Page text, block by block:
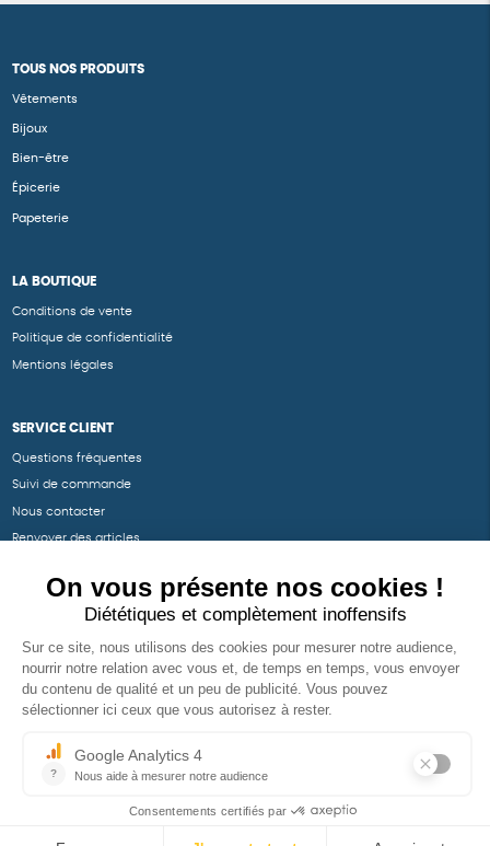
TOUS NOS PRODUITS
Vêtements
Bijoux
Bien-être
Épicerie
Papeterie
LA BOUTIQUE
Conditions de vente
Politique de confidentialité
Mentions légales
SERVICE CLIENT
Questions fréquentes
Suivi de commande
Nous contacter
Renvoyer des articles
SUIVEZ-NOUS
Une boutique élaborée avec